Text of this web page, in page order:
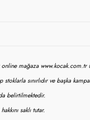
mağaza www.kocak.com.tr
sınırlıdır ve başka
belirtilmektedir.
saklı tutar.